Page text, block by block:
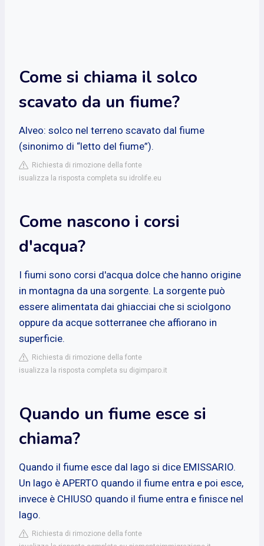
Come si chiama il solco
scavato da un fiume?
Alveo: solco nel terreno scavato dal fiume
(sinonimo di “letto del fiume”).
Richiesta di rimozione della fonte
isualizza la risposta completa su idrolife.eu
Come nascono i corsi
d'acqua?
I fiumi sono corsi d'acqua dolce che hanno origine
in montagna da una sorgente. La sorgente può
essere alimentata dai ghiacciai che si sciolgono
oppure da acque sotterranee che affiorano in
superficie.
Richiesta di rimozione della fonte
isualizza la risposta completa su digimparo.it
Quando un fiume esce si
chiama?
Quando il fiume esce dal lago si dice EMISSARIO.
Un lago è APERTO quando il fiume entra e poi esce,
invece è CHIUSO quando il fiume entra e finisce nel
lago.
Richiesta di rimozione della fonte